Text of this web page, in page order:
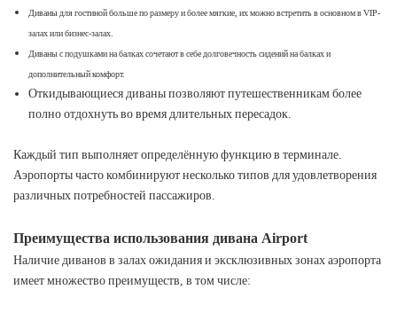
Диваны для гостиной больше по размеру и более мягкие, их можно встретить в основном в VIP-
залах или бизнес-залах.
Диваны с подушками на балках сочетают в себе долговечность сидений на балках и
дополнительный комфорт.
Откидывающиеся диваны позволяют путешественникам более
полно отдохнуть во время длительных пересадок.
Каждый тип выполняет определённую функцию в терминале.
Аэропорты часто комбинируют несколько типов для удовлетворения
различных потребностей пассажиров.
Преимущества использования дивана Airport
Наличие диванов в залах ожидания и эксклюзивных зонах аэропорта
имеет множество преимуществ, в том числе: